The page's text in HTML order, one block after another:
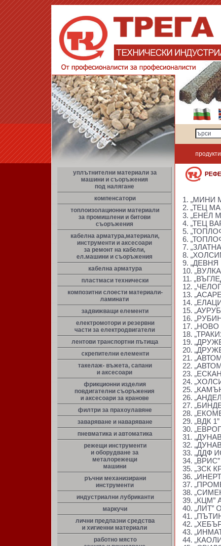
продукти
уплътнителни материали за
машини и съоръжения
под налягане
компенсатори
топлоизолационни материали
за промишлени и битови
съоръжения
кабелна арматура,материали,
инструменти и аксесоари
за ремонт на кабели,
ел.машини и съоръжения
кабелна арматура
пластмаси технически
композитни слоести материали-
ламинати
задвижващи елементи
електромотори и резервни
части за електродвигатели
лентови транспортни пътища
скрепителни елементи
такелаж- въжета, сапани
и аксесоари
фрикционни изделия
повдигателни съоръжения
и аксесоари за кранове
филтри за прахоулавяне
заваряване и наваряване
пневматика и автоматика
режещи инструменти
и оборудване за
металорежещи
машини
ръчни механизирани
инструменти
индустриални лубриканти
маркучи
лични предпазни средства
и хигиенни материали
работно място
1. „МИНИ
2. „ТЕЦ
3. „ЕНЕЛ
4. „ТЕЦ
5.
6.
7.
8.
9.
10.
11.
12.
13.
14.
15.
16.
17.
18.
19.
20.
21.
22.
23.
24.
25.
26.
27.
28.
29. „ВДК
30.
31.
32.
33. „ДДФ
34.
35. „ЗСК
36.
37.
38.
39.
40. „ЛИТ”
41.
42.
43.
44.